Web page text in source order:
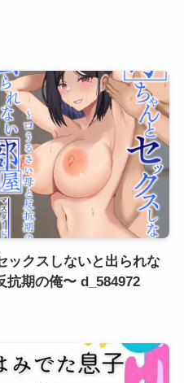
ックスしないと出られな
抗期の俺〜 d_584972